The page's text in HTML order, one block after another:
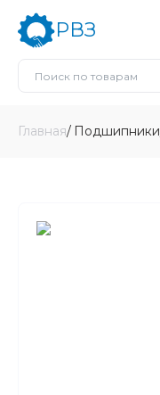
РВЗ
Главная Подшипники